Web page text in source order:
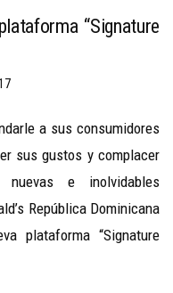
“Signature
a sus consumidores
sus gustos y complacer
e inolvidables
República Dominicana
plataforma “Signature